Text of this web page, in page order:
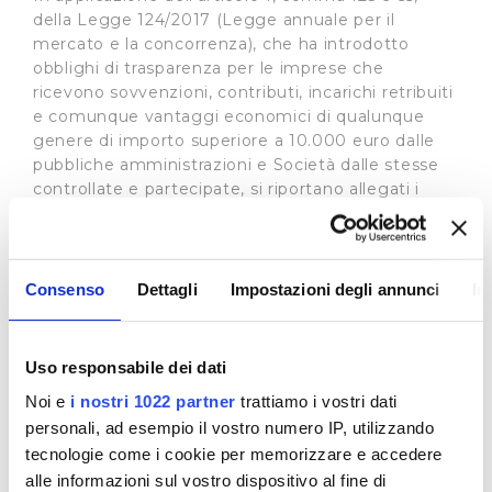
Consenso Dettagli Impostazioni degli annunci
Uso responsabile dei dati
Noi e i nostri 1022 partner trattiamo i vostri dati
personali, ad esempio il vostro numero IP, utilizzando
tecnologie come i cookie per memorizzare e accedere
alle informazioni sul vostro dispositivo al fine di
della Legge 124/2017 (Legge annuale per il
mercato e la concorrenza), che ha introdotto
obblighi di trasparenza per le imprese che
ricevono sovvenzioni, contributi, incarichi retribuiti
e comunque vantaggi economici di qualunque
genere di importo superiore a 10.000 euro dalle
pubbliche amministrazioni e Società dalle stesse
controllate e partecipate, si riportano allegati i
contributi su investimenti Deliberati dalle Autorità
Regione Toscana
Direzione Ambiente ed Energia
6/12/2018: Estremi atto di assegnazione
Oggetto dell'atto: Impegno Publiacqua - Invaso di
Bilancino
attività finanziata: Trasferimento della proprietà
dell’invaso di Bilancino - risorse a favore del